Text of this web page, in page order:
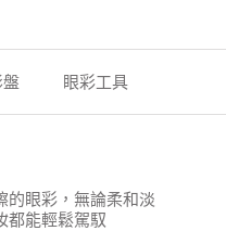
盤 眼彩工具
的眼彩，無論柔和淡
都能輕鬆駕馭